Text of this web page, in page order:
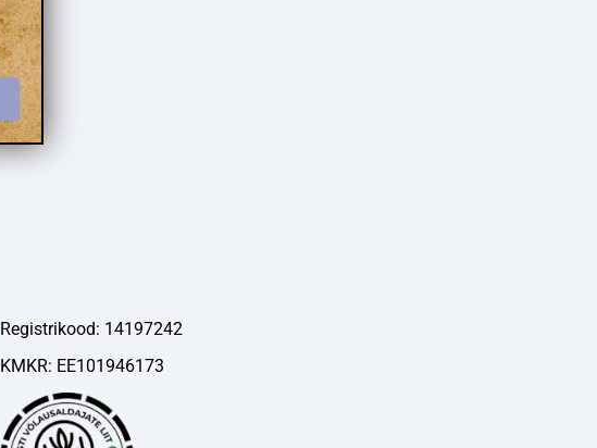
Registrikood: 14197242
KMKR: EE101946173